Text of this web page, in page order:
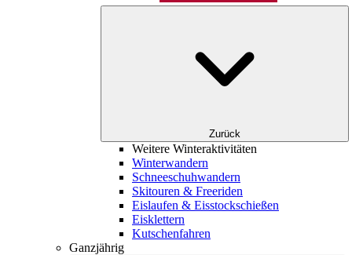
Zurück
Weitere Winteraktivitäten
Winterwandern
Schneeschuhwandern
Skitouren & Freeriden
Eislaufen & Eisstockschießen
Eisklettern
Kutschenfahren
Ganzjährig